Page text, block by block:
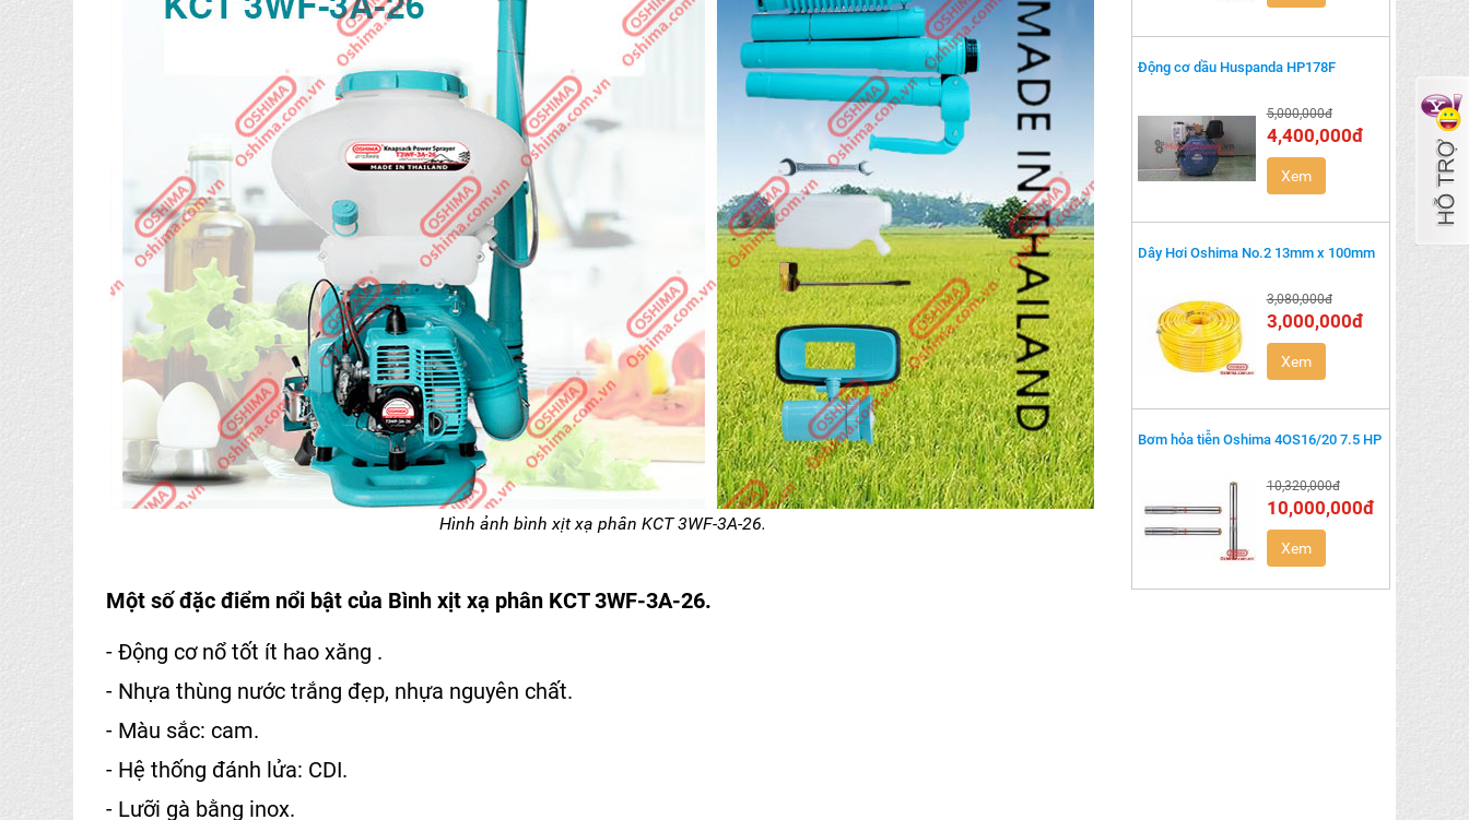
Hình ảnh bình xịt xạ phân KCT 3WF-3A-26.
Một số đặc điểm nổi bật của Bình xịt xạ phân KCT 3WF-3A-26.
- Động cơ nổ tốt ít hao xăng .
- Nhựa thùng nước trắng đẹp, nhựa nguyên chất.
- Màu sắc: cam.
- Hệ thống đánh lửa: CDI.
- Lưỡi gà bằng inox.
Động cơ dầu Huspanda HP178F
5,000,000đ
4,400,000đ
Xem
Dây Hơi Oshima No.2 13mm x 100mm
3,080,000đ
3,000,000đ
Xem
Bơm hỏa tiễn Oshima 4OS16/20 7.5 HP
10,320,000đ
10,000,000đ
Xem